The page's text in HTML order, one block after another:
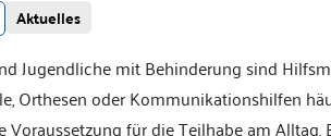
Aktuelles
Jugendliche mit Behinderung sind
Orthesen oder Kommunikationshilfen
Voraussetzung für die Teilhabe am Alltag.